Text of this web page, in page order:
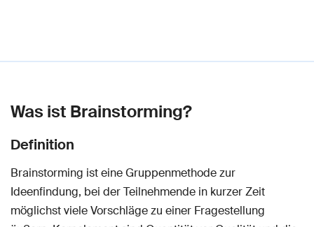
Was ist Brainstorming?
Definition
Brainstorming ist eine Gruppenmethode zur
Ideenfindung, bei der Teilnehmende in kurzer Zeit
möglichst viele Vorschläge zu einer Fragestellung